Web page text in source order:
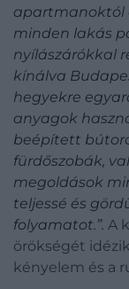
apartmanoktól
minden lakás
nyílászárókkal
kínálva
hegyekre
anyagok
beépített
fürdőszobák,
megoldások
teljessé és
folyamatot.”. A
örökségét
kényelem és a